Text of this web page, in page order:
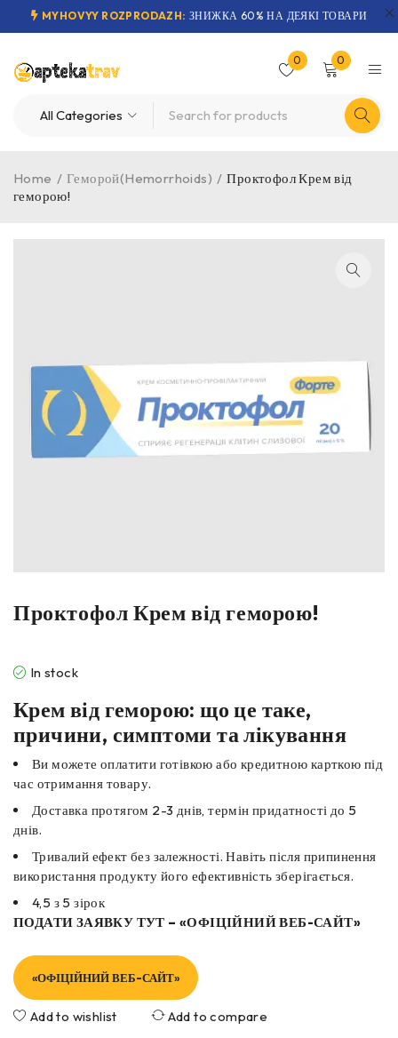
MYHOVYY ROZPRODAZH: ЗНИЖКА 60% НА ДЕЯКІ ТОВАРИ
0 0
Home / Геморой(Hemorrhoids) / Проктофол Крем від
геморою!
Проктофол Крем від геморою!
In stock
Крем від геморою: що це таке,
причини, симптоми та лікування
Ви можете оплатити готівкою або кредитною карткою під
час отримання товару.
Доставка протягом 2-3 днів, термін придатності до 5
днів.
Тривалий ефект без залежності. Навіть після припинення
використання продукту його ефективність зберігається.
4,5 з 5 зірок
ПОДАТИ ЗАЯВКУ ТУТ – «ОФІЦІЙНИЙ ВЕБ-САЙТ»
«ОФІЦІЙНИЙ ВЕБ-САЙТ»
Add to wishlist Add to compare